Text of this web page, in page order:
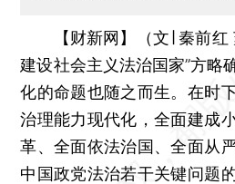
【财新网】（文∣ 秦前红
建设社会主义法治国家”方略
化的命题也随之而生。在时
治理能力现代化，全面建成
革、全面依法治国、全面从
中国政党法治若干关键问题